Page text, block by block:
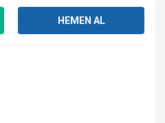
HEMEN AL